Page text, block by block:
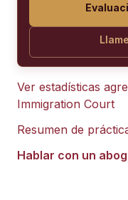
Ver estadísticas
Immigration Court
Resumen de
Hablar con un